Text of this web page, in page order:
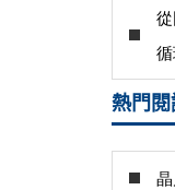
熱門閱